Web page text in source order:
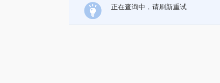
正在查询中，请刷新重试